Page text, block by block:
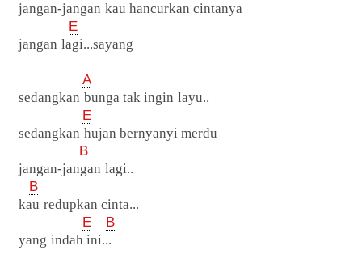
jangan-jangan kau hancurkan cintanya
E
jangan lagi...sayang
A
sedangkan bunga tak ingin layu..
E
sedangkan hujan bernyanyi merdu
B
jangan-jangan lagi..
B
kau redupkan cinta...
E
B
yang indah ini...